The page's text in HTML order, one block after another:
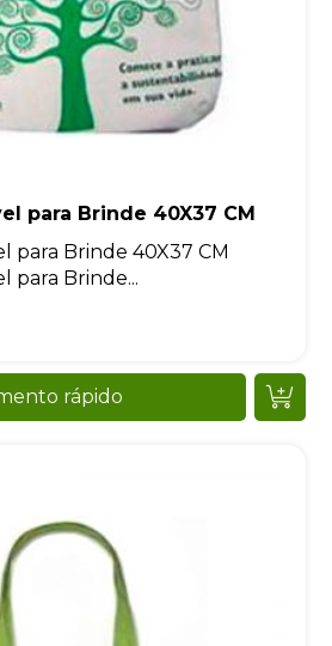
para Brinde 40X37 CM
para Brinde 40X37 CM
para Brinde...
rápido